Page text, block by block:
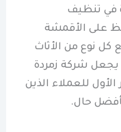
في تنظيف
على الأقمشة
كل نوع من الأثاث
يجعل شركة زمردة
للعملاء الذين
حال.